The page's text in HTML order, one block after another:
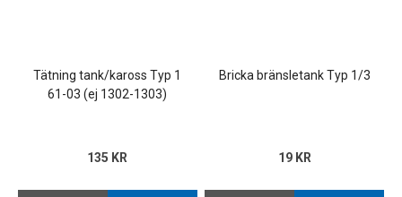
Tätning tank/kaross Typ 1
61-03 (ej 1302-1303)
135 KR
Bricka bränsletank Typ 1/3
19 KR